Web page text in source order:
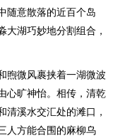
随意散落的近百个岛
大湖巧妙地分割组合，
煦微风裹挟着一湖微波
心旷神怡。相传，清乾
清溪水交汇处的滩口，
人方能合围的麻柳乌